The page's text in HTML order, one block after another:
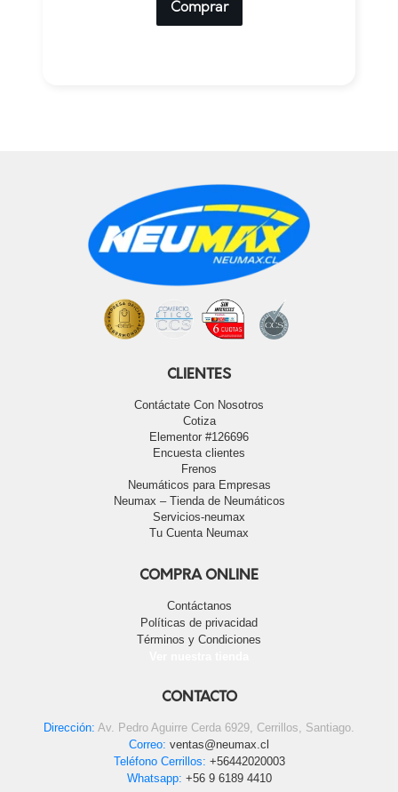
Comprar
CLIENTES
Contáctate Con Nosotros
Cotiza
Elementor #126696
Encuesta clientes
Frenos
Neumáticos para Empresas
Neumax – Tienda de Neumáticos
Servicios-neumax
Tu Cuenta Neumax
COMPRA ONLINE
Contáctanos
Políticas de privacidad
Términos y Condiciones
CONTACTO
Dirección: Av. Pedro Aguirre Cerda 6929, Cerrillos, Santiago.
Correo: ventas@neumax.cl
Teléfono Cerrillos: +56442020003
Whatsapp: +56 9 6189 4410